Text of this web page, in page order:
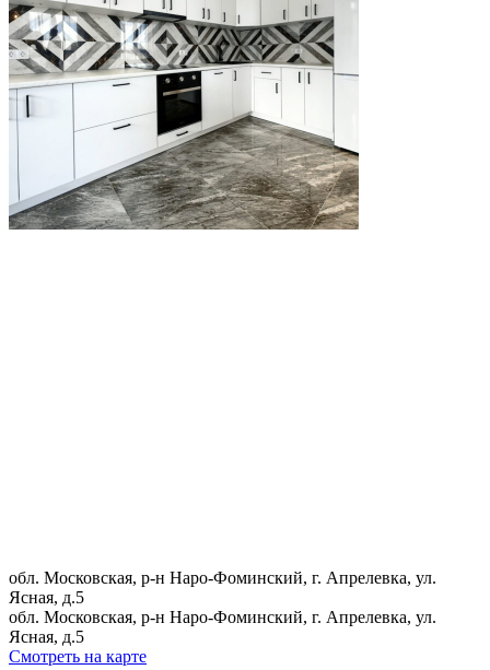
обл. Московская, р-н Наро-Фоминский, г. Апрелевка, ул.
Ясная, д.5
обл. Московская, р-н Наро-Фоминский, г. Апрелевка, ул.
Ясная, д.5
Смотреть на карте